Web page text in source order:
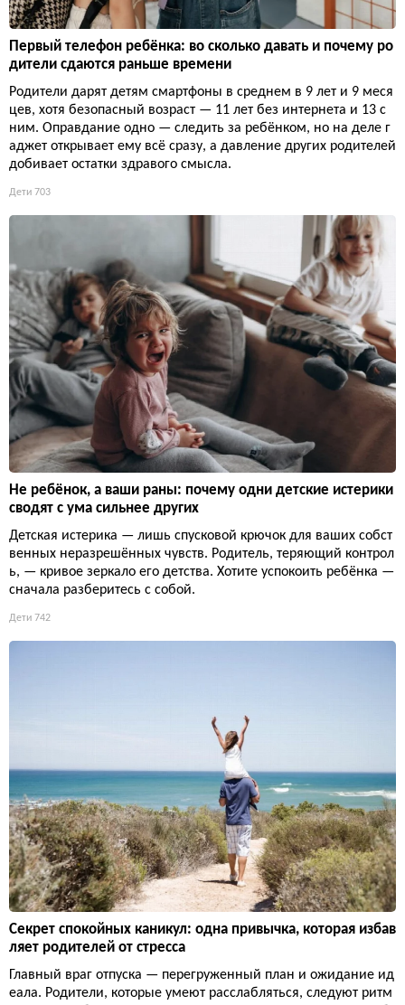
Первый телефон ребёнка: во сколько давать и почему ро
дители сдаются раньше времени
Родители дарят детям смартфоны в среднем в 9 лет и 9 меся
цев, хотя безопасный возраст — 11 лет без интернета и 13 с
ним. Оправдание одно — следить за ребёнком, но на деле г
аджет открывает ему всё сразу, а давление других родителей
добивает остатки здравого смысла.
Дети 703
Не ребёнок, а ваши раны: почему одни детские истерики
сводят с ума сильнее других
Детская истерика — лишь спусковой крючок для ваших собст
венных неразрешённых чувств. Родитель, теряющий контрол
ь, — кривое зеркало его детства. Хотите успокоить ребёнка —
сначала разберитесь с собой.
Дети 742
Секрет спокойных каникул: одна привычка, которая избав
ляет родителей от стресса
Главный враг отпуска — перегруженный план и ожидание ид
еала. Родители, которые умеют расслабляться, следуют ритм